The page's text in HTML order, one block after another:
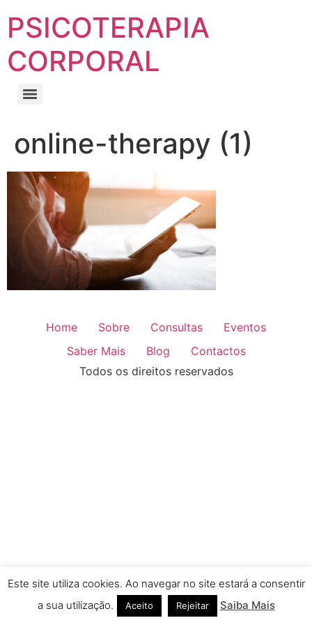
PSICOTERAPIA
CORPORAL
online-therapy (1)
Home Sobre Consultas
Eventos
Saber Mais
Blog
Contactos
Todos os direitos reservados
Este site utiliza cookies. Ao navegar no site estará a consentir
a sua utilização.
Aceito Rejeitar Saiba Mais